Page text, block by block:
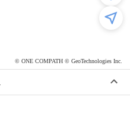
© ONE COMPATH © GeoTechnologies Inc.